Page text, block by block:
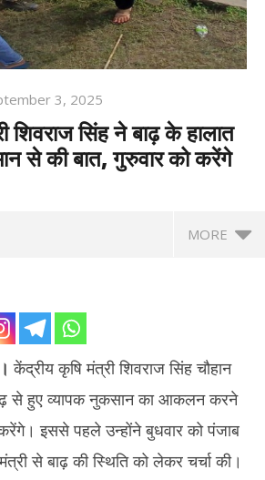
3, 2025
शिवराज सिंह ने बाढ़ के हालात
से की बात, गुरुवार को करेंगे
MORE
केंद्रीय कृषि मंत्री शिवराज सिंह चौहान
से हुए व्यापक नुकसान का आकलन करने
करेंगे। इससे पहले उन्होंने बुधवार को पंजाब
से बाढ़ की स्थिति को लेकर चर्चा की।